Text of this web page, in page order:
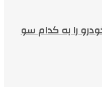
را به کدام سو